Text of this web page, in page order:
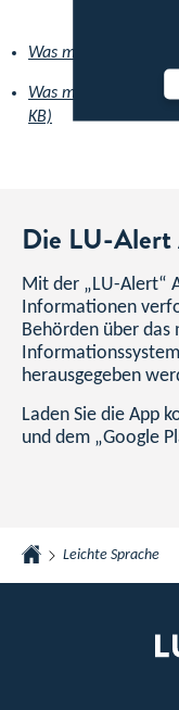
Was machen Sie bei
Was machen Sie bei
KB)
Die LU-Alert
Mit der „LU-Alert“
Informationen
Behörden über
herausgegeben
Laden Sie die App
und dem „Google
Leichte Sprache